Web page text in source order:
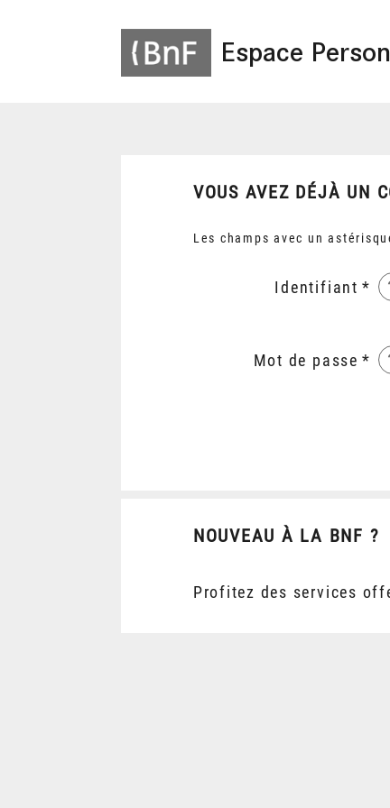
Espace
VOUS AVEZ DÉJÀ UN
Les champs avec un
Identifiant
Mot de passe
NOUVEAU À LA BNF ?
Profitez des services